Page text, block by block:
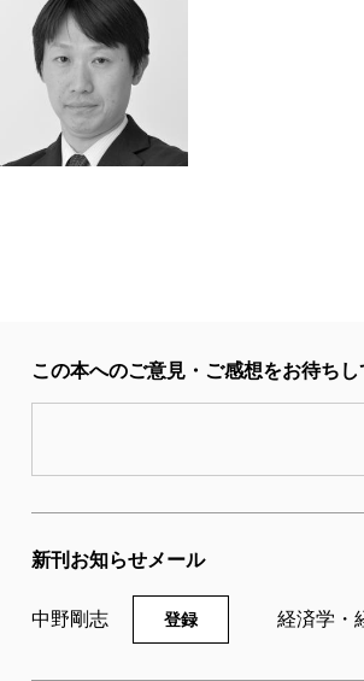
この本へのご意見・ご感想をお待ち
新刊お知らせメール
中野剛志 登録 経済学・